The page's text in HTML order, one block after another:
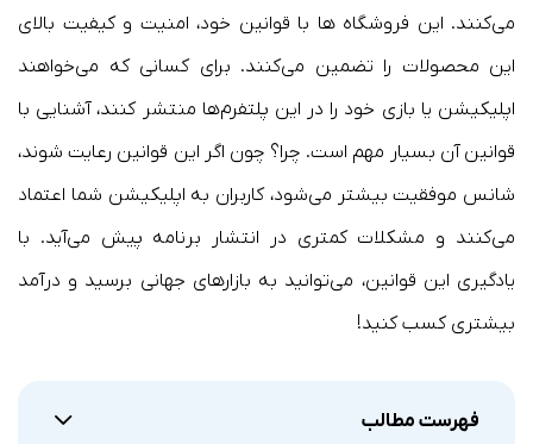
می‌کنند. این فروشگاه ها با قوانین خود، امنیت و کیفیت بالای
این محصولات را تضمین می‌کنند. برای کسانی که می‌خواهند
اپلیکیشن یا بازی خود را در این پلتفرم‌ها منتشر کنند، آشنایی با
قوانین آن بسیار مهم است. چرا؟ چون اگر این قوانین رعایت شوند،
شانس موفقیت بیشتر می‌شود، کاربران به اپلیکیشن شما اعتماد
می‌کنند و مشکلات کمتری در انتشار برنامه پیش می‌آید. با
یادگیری این قوانین، می‌توانید به بازارهای جهانی برسید و درآمد
بیشتری کسب کنید!
فهرست مطالب